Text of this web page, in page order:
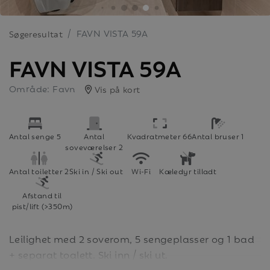
Søgeresultat FAVN VISTA 59A
FAVN VISTA 59A
Område: Favn Vis på kort
Antal senge 5
Antal
soveværelser 2
Kvadratmeter 66Antal bruser 1
Antal toiletter 2Ski in / Ski out Wi-Fi
Kæledyr tilladt
Afstand til
pist/lift (>350m)
Leilighet med 2 soverom, 5 sengeplasser og 1 bad
+ separat toalett. Ski inn / ski ut.